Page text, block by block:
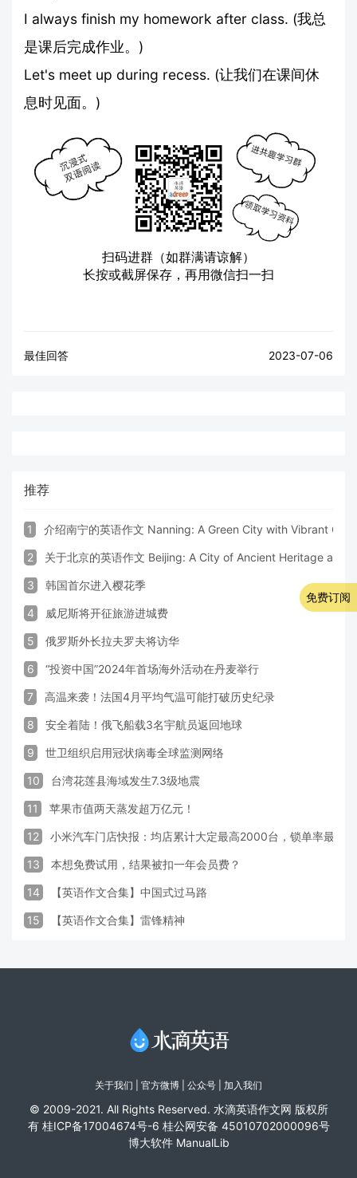
I always finish my homework after class. (我总
是课后完成作业。)
Let's meet up during recess. (让我们在课间休
息时见面。)
扫码进群（如群满请谅解）
长按或截屏保存，再用微信扫一扫
最佳回答 2023-07-06
推荐
1 介绍南宁的英语作文 Nanning: A Green City with Vibrant
2 关于北京的英语作文 Beijing: A City of Ancient Heritage and
3 韩国首尔进入樱花季
4 威尼斯将开征旅游进城费
5 俄罗斯外长拉夫罗夫将访华
6 “投资中国”2024年首场海外活动在丹麦举行
7 高温来袭！法国4月平均气温可能打破历史纪录
8 安全着陆！俄飞船载3名宇航员返回地球
9 世卫组织启用冠状病毒全球监测网络
10 台湾花莲县海域发生7.3级地震
11 苹果市值两天蒸发超万亿元！
12 小米汽车门店快报：均店累计大定最高2000台，锁单率最高
13 本想免费试用，结果被扣一年会员费？
14 【英语作文合集】中国式过马路
15 【英语作文合集】雷锋精神
关于我们 官方微博 | 公众号 | 加入我们
© 2009-2021. All Rights Reserved. 水滴英语作文网 版权所
有 桂ICP备17004674号-6 桂公网安备 45010702000096号
博大软件 ManualLib
免费订阅